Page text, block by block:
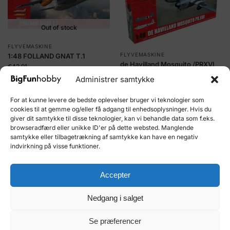
Administrer samtykke
For at kunne levere de bedste oplevelser bruger vi teknologier som
cookies til at gemme og/eller få adgang til enhedsoplysninger. Hvis du
giver dit samtykke til disse teknologier, kan vi behandle data som f.eks.
browseradfærd eller unikke ID'er på dette websted. Manglende
samtykke eller tilbagetrækning af samtykke kan have en negativ
indvirkning på visse funktioner.
Accepter
Nedgang i salget
Se præferencer
Out of stock
FLYVEMASKINE
1:48 FOLLAND GNAT T.1
€43.91
Kjøp og tjen 5
HobbyCoins!
FLYVEMASKINE
de Havilland Mosquito /PRXVI
Kjøp og tjen 8
HobbyCoins!